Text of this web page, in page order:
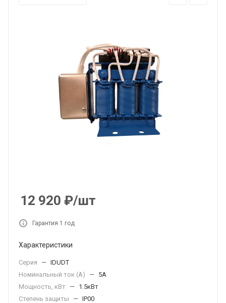
12 920 ₽/шт
Гарантия 1 год
Характеристики
Серия — IDUDT
Номинальный ток (А)
— 5А
Мощность, кВт — 1.5кВт
Степень защиты
— IP00